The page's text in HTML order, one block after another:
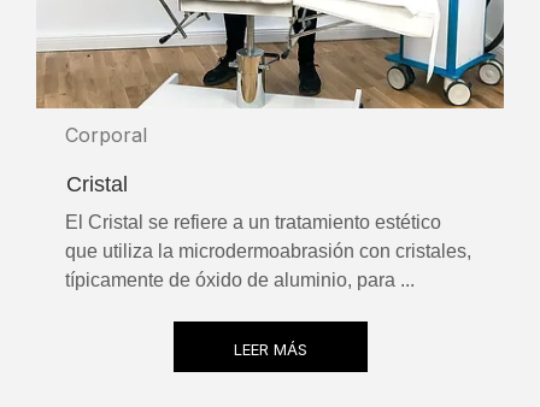
Corporal
Cristal
El Cristal se refiere a un tratamiento estético
que utiliza la microdermoabrasión con cristales,
típicamente de óxido de aluminio, para ...
LEER MÁS